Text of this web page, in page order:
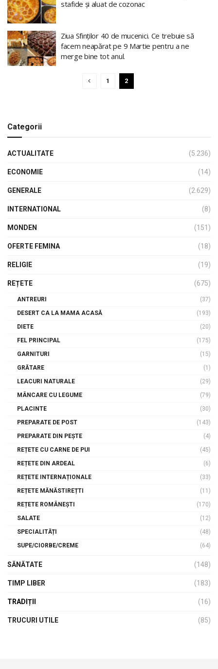
stafide și aluat de cozonac
Ziua Sfinților 40 de mucenici. Ce trebuie să
facem neapărat pe 9 Martie pentru a ne
merge bine tot anul.
1 2
Categorii
ACTUALITATE (5.236)
ECONOMIE (14)
GENERALE (2.629)
INTERNATIONAL (8)
MONDEN (151)
OFERTE FEMINA (18)
RELIGIE (19)
REȚETE (675)
ANTREURI
(37)
DESERT CA LA MAMA ACASĂ
(193)
DIETE
(20)
FEL PRINCIPAL
(175)
GARNITURI
(15)
GRĂTARE
(1)
LEACURI NATURALE
(29)
MÂNCARE CU LEGUME
(79)
PLACINTE
(30)
PREPARATE DE POST
(143)
PREPARATE DIN PEȘTE
(4)
REȚETE CU CARNE DE PUI
(45)
REȚETE DIN ARDEAL
(6)
REȚETE INTERNAȚIONALE
(33)
REȚETE MĂNĂSTIREȚTI
(11)
REȚETE ROMÂNEȘTI
(170)
SALATE
(12)
SPECIALITĂȚI
(48)
SUPE/CIORBE/CREME
(64)
SĂNĂTATE (148)
TIMP LIBER (183)
TRADIȚII (16)
TRUCURI UTILE (85)